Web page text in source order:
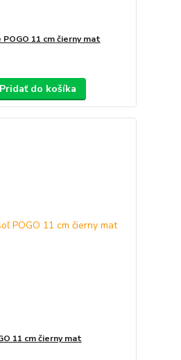
11 cm čierny mat
Pridať do košíka
11 cm čierny mat